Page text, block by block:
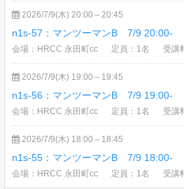
2026/7/9(木) 20:00～20:45
n1s-57：マンツーマンB 7/9 20:00-
会場：HRCC 永田町cc 定員：1名 受講
2026/7/9(木) 19:00～19:45
n1s-56：マンツーマンB 7/9 19:00-
会場：HRCC 永田町cc 定員：1名 受講
2026/7/9(木) 18:00～18:45
n1s-55：マンツーマンB 7/9 18:00-
会場：HRCC 永田町cc 定員：1名 受講